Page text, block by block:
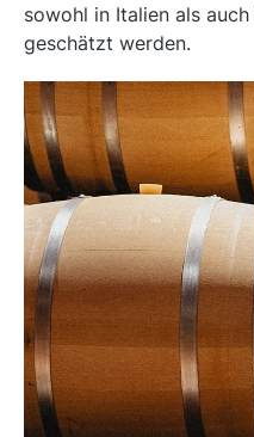
sowohl in Italien als
geschätzt werden.